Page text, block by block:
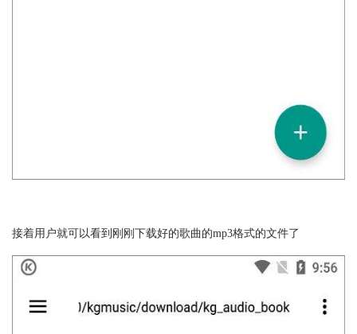
接着用户就可以看到刚刚下载好的歌曲的mp3格式的文件了